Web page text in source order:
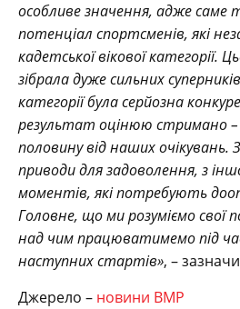
особливе значення, адже
потенціал спортсменів, які
кадетської вікової категорії.
зібрала дуже сильних
категорії була серйозна
результат оцінюю стримано –
половину від наших очікувань.
приводи для задоволення, з
моментів, які потребують
Головне, що ми розуміємо свої
над чим працюватимемо під
наступних стартів», –
Джерело – новини ВМР